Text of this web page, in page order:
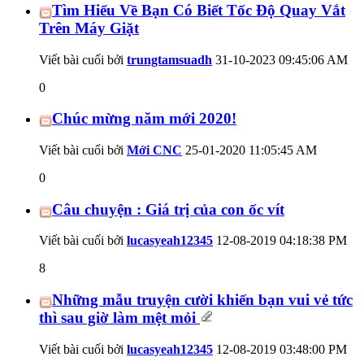
Tìm Hiểu Về Bạn Có Biết Tốc Độ Quay Vắt
Trên Máy Giặt
Viết bài cuối bởi trungtamsuadh 31-10-2023 09:45:06 AM
0
Chúc mừng năm mới 2020!
Viết bài cuối bởi Mới CNC 25-01-2020 11:05:45 AM
0
Câu chuyện : Giá trị của con ốc vít
Viết bài cuối bởi lucasyeah12345 12-08-2019 04:18:38 PM
8
Những mẫu truyện cười khiến bạn vui vẻ tức
thì sau giờ làm mệt mỏi
Viết bài cuối bởi lucasyeah12345 12-08-2019 03:48:00 PM